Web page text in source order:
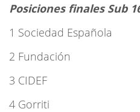
Posiciones finales Sub
1 Sociedad Española
2 Fundación
3 CIDEF
4 Gorriti